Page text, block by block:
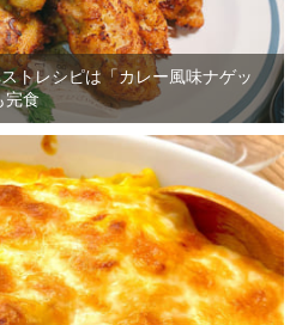
トレシピは「カレー風味ナゲッ
完食